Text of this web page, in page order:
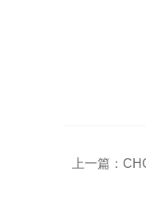
上一篇：